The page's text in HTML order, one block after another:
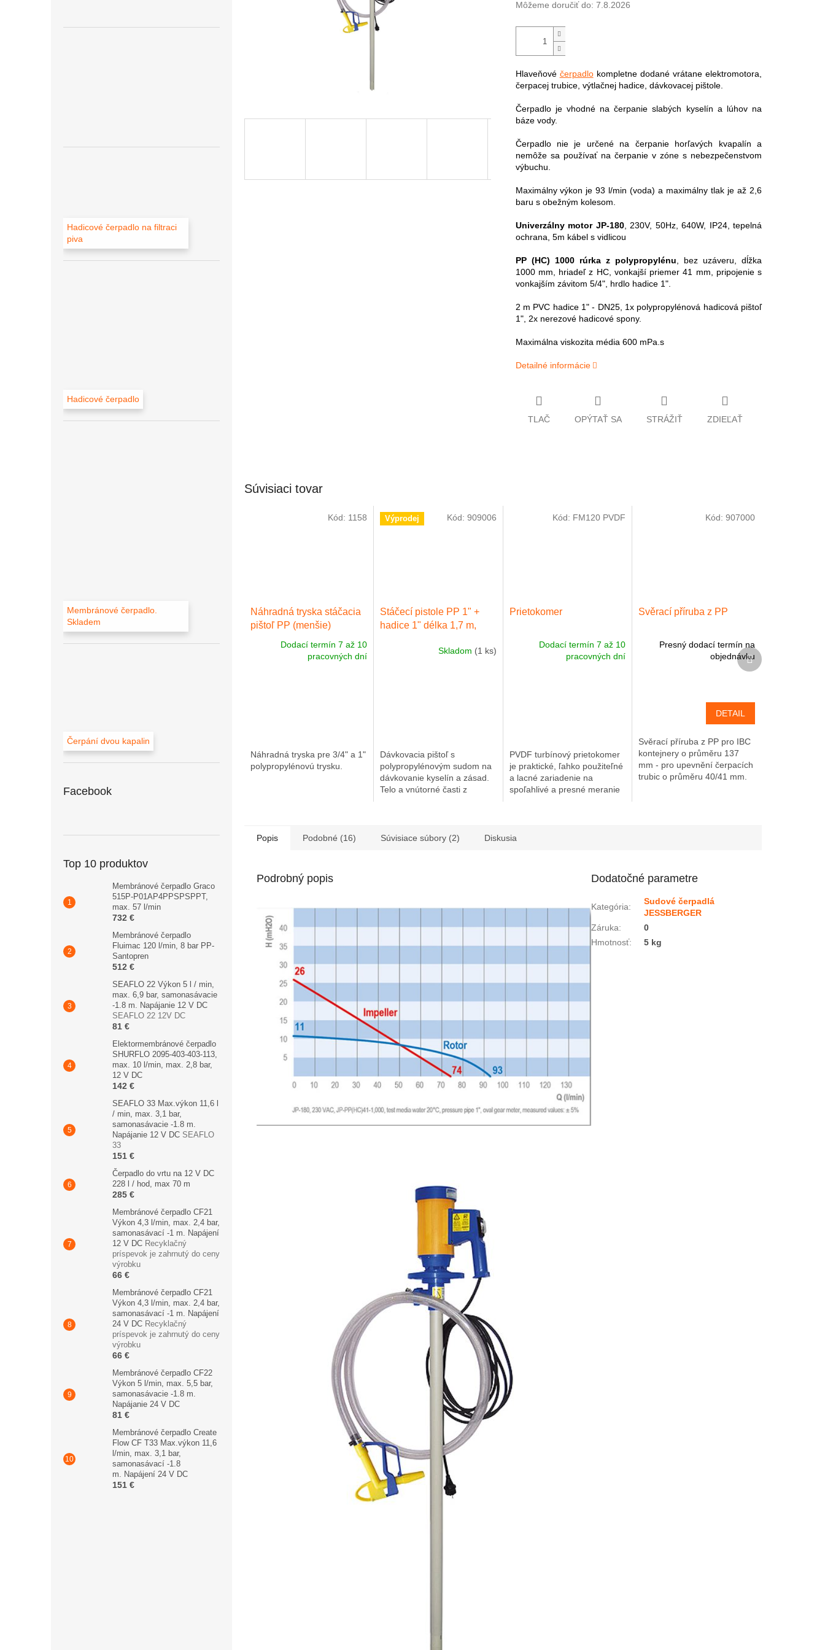
Hadicové čerpadlo na filtraci
piva
Hadicové čerpadlo
Membránové čerpadlo.
Skladem
Čerpání dvou kapalin
Facebook
Top 10 produktov
Membránové čerpadlo Graco
515P-P01AP4PPSPSPPT,
max. 57 l/min
732 €
Membránové čerpadlo
Fluimac 120 l/min, 8 bar PP-
Santopren
512 €
SEAFLO 22 Výkon 5 l / min,
max. 6,9 bar, samonasávacie
-1.8 m. Napájanie 12 V DC
SEAFLO 22 12V DC
81 €
Elektormembránové čerpadlo
SHURFLO 2095-403-403-113,
max. 10 l/min, max. 2,8 bar,
12 V DC
142 €
SEAFLO 33 Max.výkon 11,6 l
/ min, max. 3,1 bar,
samonasávacie -1.8 m.
Napájanie 12 V DC SEAFLO
33
151 €
Čerpadlo do vrtu na 12 V DC
228 l / hod, max 70 m
285 €
Membránové čerpadlo CF21
Výkon 4,3 l/min, max. 2,4 bar,
samonasávací -1 m. Napájení
12 V DC Recyklačný
príspevok je zahrnutý do ceny
výrobku
66 €
Membránové čerpadlo CF21
Výkon 4,3 l/min, max. 2,4 bar,
samonasávací -1 m. Napájení
24 V DC Recyklačný
príspevok je zahrnutý do ceny
výrobku
66 €
Membránové čerpadlo CF22
Výkon 5 l/min, max. 5,5 bar,
samonasávacie -1.8 m.
Napájanie 24 V DC
81 €
Membránové čerpadlo Create
Flow CF T33 Max.výkon 11,6
l/min, max. 3,1 bar,
samonasávací -1.8
m. Napájení 24 V DC
151 €
Môžeme doručiť do: 7.8.2026
Hlaveňové čerpadlokompletne dodané vrátane elektromotora,
čerpacej trubice, výtlačnej hadice, dávkovacej pištole.
Čerpadlo je vhodné na čerpanie slabých kyselín a lúhov na
báze vody.
Čerpadlo nie je určené na čerpanie horľavých kvapalín a
nemôže sa používať na čerpanie v zóne s nebezpečenstvom
výbuchu.
Maximálny výkon je 93 l/min (voda) a maximálny tlak je až 2,6
baru s obežným kolesom.
Univerzálny motor JP-180, 230V, 50Hz, 640W, IP24, tepelná
ochrana, 5m kábel s vidlicou
PP (HC) 1000 rúrka z polypropylénu, bez uzáveru, dĺžka
1000 mm, hriadeľ z HC, vonkajší priemer 41 mm, pripojenie s
vonkajším závitom 5/4", hrdlo hadice 1".
2 m PVC hadice 1" - DN25, 1x polypropylénová hadicová pištoľ
1", 2x nerezové hadicové spony.
Maximálna viskozita média 600 mPa.s
Detailné informácie
TLAČ OPÝTAŤ SA STRÁŽIŤ ZDIEĽAŤ
Súvisiaci tovar
Náhradná tryska stáčacia
pištoľ PP (menšie)
Dodací termín 7 až 10
pracovných dní
Náhradná tryska pre 3/4" a 1"
polypropylénovú trysku.
Kód: 1158 Výprodej
Stáčecí pistole PP 1" +
hadice 1" délka 1,7 m,
Skladom (1 ks)
Dávkovacia pištoľ s
polypropylénovým sudom na
dávkovanie kyselín a zásad.
Telo a vnútorné časti z
Kód: 909006
Prietokomer
Dodací termín 7 až 10
pracovných dní
PVDF turbínový prietokomer
je praktické, ľahko použiteľné
a lacné zariadenie na
spoľahlivé a presné meranie
Kód: FM120 PVDF
Svěrací příruba z PP
Presný dodací termín na
objednávku
DETAIL
Svěrací příruba z PP pro IBC
kontejnery o průměru 137
mm - pro upevnění čerpacích
trubic o průměru 40/41 mm.
Kód: 907000
Ďalší
produkt
Popis Podobné (16) Súvisiace súbory (2) Diskusia
Podrobný popis Dodatočné parametre
Kategória:
Sudové čerpadlá
JESSBERGER
Záruka:
0
Hmotnosť: 5 kg